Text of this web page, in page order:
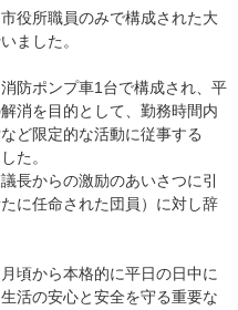
役所職員のみで構成された大
ました。
防ポンプ車1台で構成され、平
消を目的として、勤務時間内
ど限定的な活動に従事する
た。
長からの激励のあいさつに引
に任命された団員）に対し辞
頃から本格的に平日の日中に
活の安心と安全を守る重要な